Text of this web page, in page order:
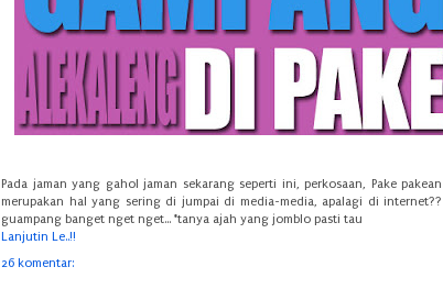
Pada jaman yang gahol jaman sekarang seperti ini, perkosaan, Pake pakean
merupakan hal yang sering di jumpai di media-media, apalagi di internet??
guampang banget nget nget... *tanya ajah yang jomblo pasti tau
Lanjutin Le..!!
26 komentar: